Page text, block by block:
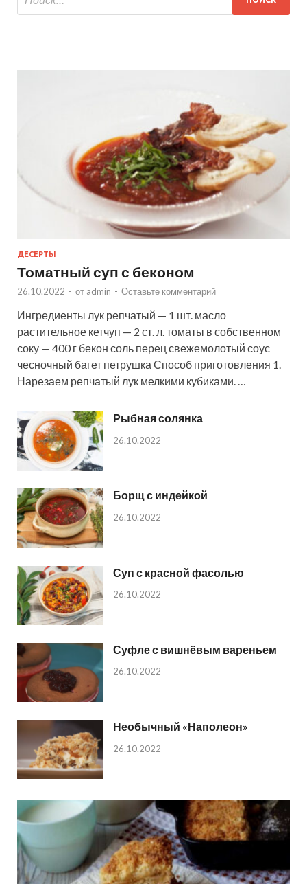
ДЕСЕРТЫ
Томатный суп с беконом
26.10.2022 - от admin - Оставьте комментарий
Ингредиенты лук репчатый — 1 шт. масло
растительное кетчуп — 2 ст. л. томаты в собственном
соку — 400 г бекон соль перец свежемолотый соус
чесночный багет петрушка Способ приготовления 1.
Нарезаем репчатый лук мелкими кубиками. …
Рыбная солянка
26.10.2022
Борщ с индейкой
26.10.2022
Суп с красной фасолью
26.10.2022
Суфле с вишнёвым вареньем
26.10.2022
Необычный «Наполеон»
26.10.2022